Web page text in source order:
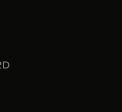
un nouvel onglet
un nouvel onglet
nouvel onglet
dans un nouvel onglet